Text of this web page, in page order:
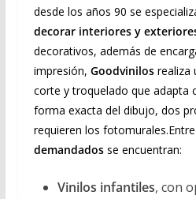
desde los años 90 se
decorar interiores y
decorativos, además de
impresión, Goodvinilosrealiza
corte y troquelado que adapta
forma exacta del dibujo, dos
requieren los
demandadosse encuentran:
Vinilos infantiles, con